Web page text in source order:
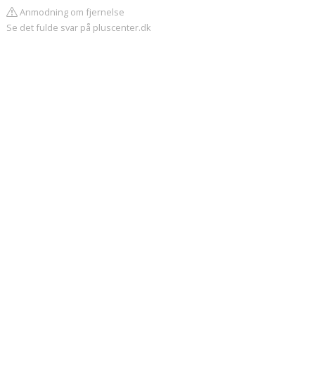
Anmodning om fjernelse
Se det fulde svar på pluscenter.dk